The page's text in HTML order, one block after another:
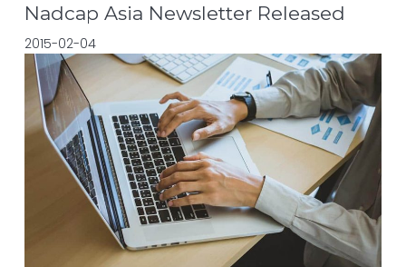
Nadcap Asia Newsletter Released
2015-02-04